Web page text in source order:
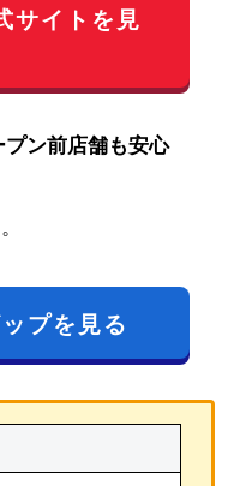
サイトを見
プン前店舗も安心
プを見る